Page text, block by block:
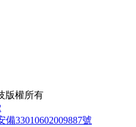
版權所有
備33010602009887號